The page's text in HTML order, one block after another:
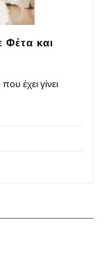
και
έχει γίνει